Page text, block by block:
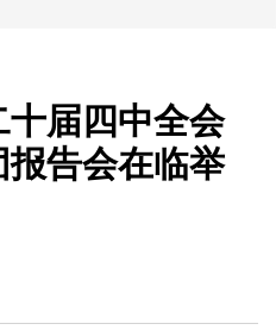
届四中全会
告会在临举